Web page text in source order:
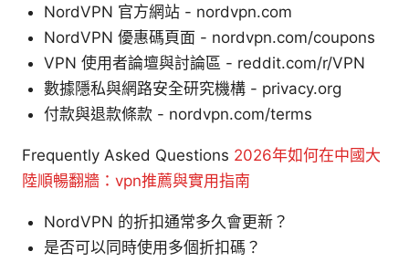
NordVPN 官方網站 - nordvpn.com
NordVPN 優惠碼頁面 - nordvpn.com/coupons
VPN 使用者論壇與討論區 - reddit.com/r/VPN
數據隱私與網路安全研究機構 - privacy.org
付款與退款條款 - nordvpn.com/terms
Frequently Asked Questions 2026年如何在中國大
陸順暢翻牆：vpn推薦與實用指南
NordVPN 的折扣通常多久會更新？
是否可以同時使用多個折扣碼？